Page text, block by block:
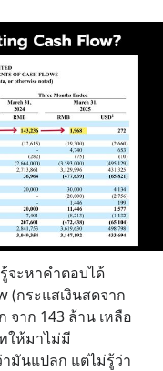
จะหาคำตอบได้
(กระแสเงินสดจาก
จาก 143 ล้าน เหลือ
ให้มาไม่มี
ามันแปลก แต่ไม่รู้ว่า